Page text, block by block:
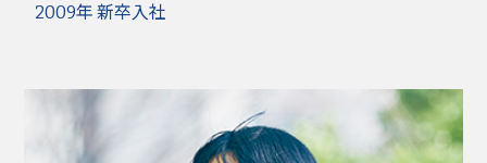
2009年 新卒入社